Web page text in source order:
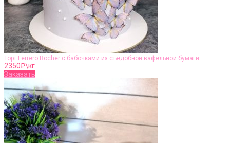
Торт Ferrero Rocher с бабочками из съедобной вафельной бумаги
2350₽\кг
Заказать